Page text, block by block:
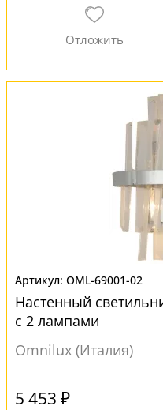
OML-69001-02
Настенный
с 2 лампами
Omnilux (Италия)
5 453 ₽